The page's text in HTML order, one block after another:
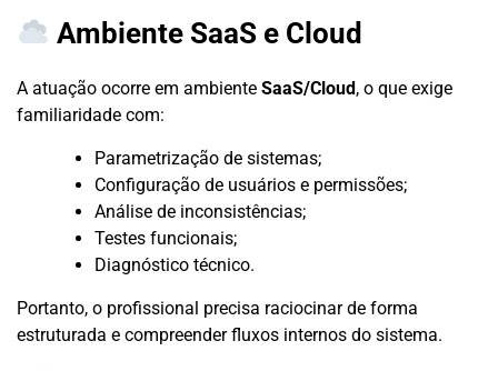
Ambiente SaaS e Cloud
A atuação ocorre em ambiente SaaS/Cloud, o que exige
familiaridade com:
Parametrização de sistemas;
Configuração de usuários e permissões;
Análise de inconsistências;
Testes funcionais;
Diagnóstico técnico.
Portanto, o profissional precisa raciocinar de forma
estruturada e compreender fluxos internos do sistema.